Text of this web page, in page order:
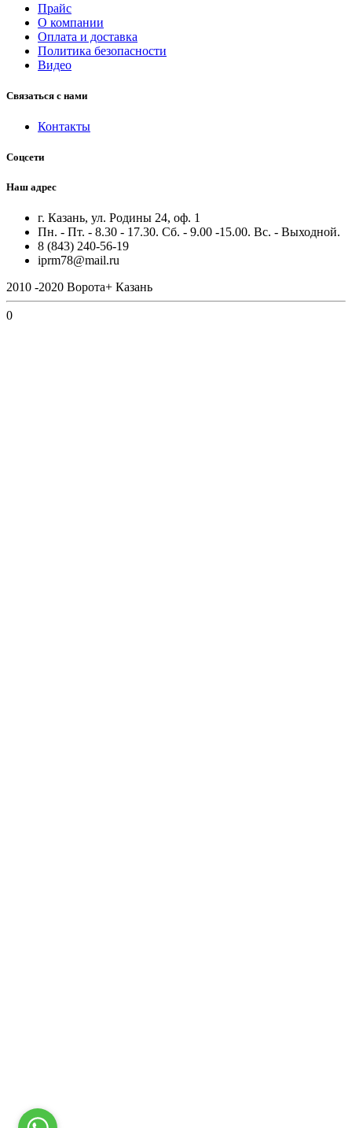
Прайс
О компании
Оплата и доставка
Политика безопасности
Видео
Связаться с нами
Контакты
Соцсети
Наш адрес
г. Казань, ул. Родины 24, оф. 1
Пн. - Пт. - 8.30 - 17.30. Сб. - 9.00 -15.00. Вс. - Выходной.
8 (843) 240-56-19
iprm78@mail.ru
2010 -2020 Ворота+ Казань
0